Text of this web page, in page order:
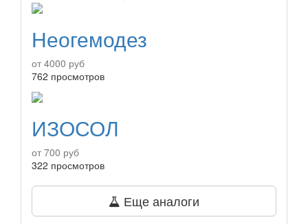
Неогемодез
от 4000 руб
762 просмотров
ИЗОСОЛ
от 700 руб
322 просмотров
Еще аналоги